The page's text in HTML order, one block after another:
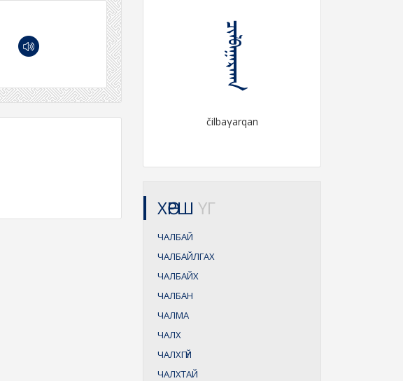
ᠴᠢᠯᠪᠠᠭᠠᠷᠬᠠᠨ
čilbaγarqan
ХӨРШ ҮГ
ЧАЛБАЙ
ЧАЛБАЙЛГАХ
ЧАЛБАЙХ
ЧАЛБАН
ЧАЛМА
ЧАЛХ
ЧАЛХГҮЙ
ЧАЛХТАЙ